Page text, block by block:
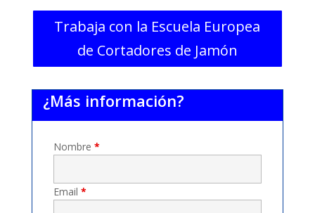
Trabaja con la Escuela Europea
de Cortadores de Jamón
¿Más información?
Nombre *
Email *